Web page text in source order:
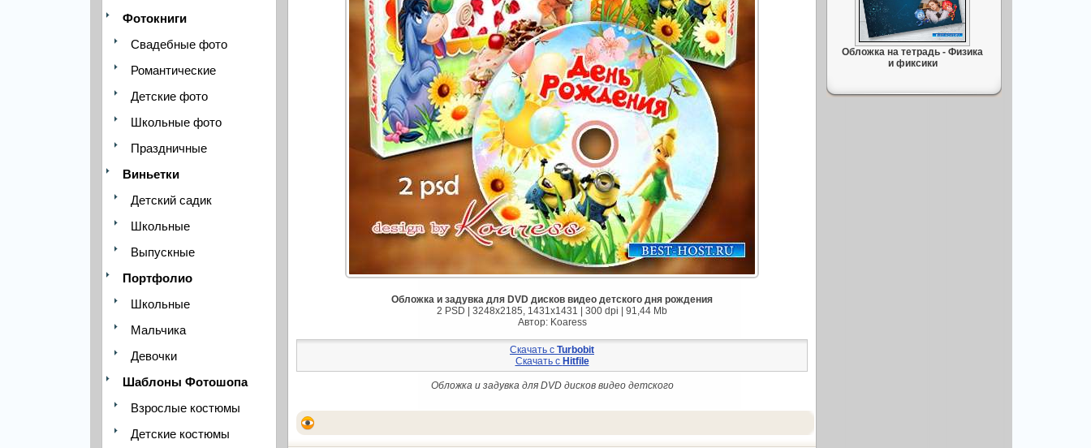
Фотокниги
Свадебные фото
Романтические
Детские фото
Школьные фото
Праздничные
Виньетки
Детский садик
Школьные
Выпускные
Портфолио
Школьные
Мальчика
Девочки
Шаблоны Фотошопа
Взрослые костюмы
Детские костюмы
Обложка и задувка для DVD дисков видео детского дня рождения
2 PSD | 3248x2185, 1431x1431 | 300 dpi | 91,44 Mb
Автор: Koaress
Скачать с Turbobit
Скачать с Hitfile
Обложка и задувка для DVD дисков видео детского
Обложка на тетрадь - Физика
и фиксики